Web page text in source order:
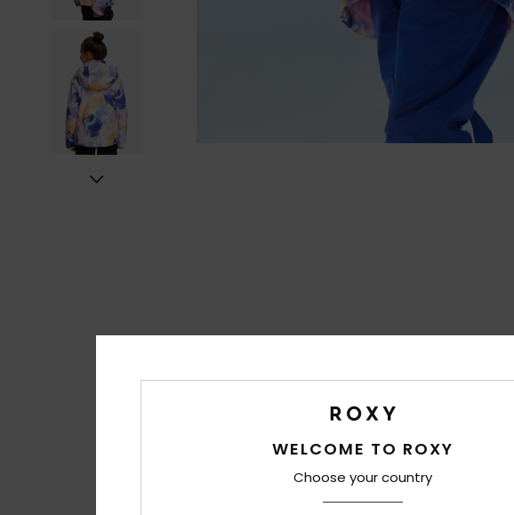
WELCOME TO ROXY
Choose your country